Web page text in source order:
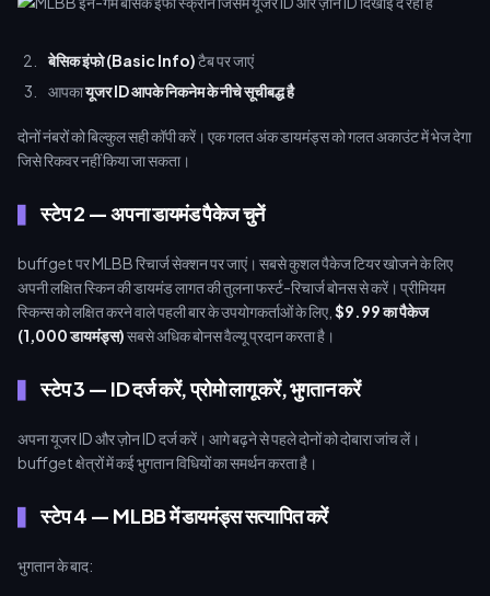
बेसिक इंफो (Basic Info)टैब पर जाएं
आपकायूजर ID आपके निकनेम के नीचे सूचीबद्ध है
दोनों नंबरों को बिल्कुल सही कॉपी करें। एक गलत अंक डायमंड्स को गलत अकाउंट में भेज देगा
जिसे रिकवर नहीं किया जा सकता।
स्टेप 2 — अपना डायमंड पैकेज चुनें
buffget पर MLBB रिचार्ज सेक्शन पर जाएं। सबसे कुशल पैकेज टियर खोजने के लिए
अपनी लक्षित स्किन की डायमंड लागत की तुलना फर्स्ट-रिचार्ज बोनस से करें। प्रीमियम
स्किन्स को लक्षित करने वाले पहली बार के उपयोगकर्ताओं के लिए, $9.99 का पैकेज
(1,000 डायमंड्स)सबसे अधिक बोनस वैल्यू प्रदान करता है।
स्टेप 3 — ID दर्ज करें, प्रोमो लागू करें, भुगतान करें
अपना यूजर ID और ज़ोन ID दर्ज करें। आगे बढ़ने से पहले दोनों को दोबारा जांच लें।
buffget क्षेत्रों में कई भुगतान विधियों का समर्थन करता है।
स्टेप 4 — MLBB में डायमंड्स सत्यापित करें
भुगतान के बाद: